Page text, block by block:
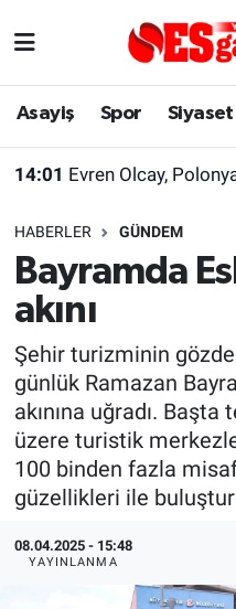
Asayiş Spor Siyaset
14:01 Evren Olcay,
HABERLER GÜNDEM
Bayramda
akını
Şehir turizminin
günlük Ramazan
akınına uğradı.
üzere turistik
100 binden fazla
güzellikleri ile
08.04.2025 - 15:48
YAYINLANMA
Asayiş
Türkiye
Dünya
Sağlık
Alış-Veriş/İş
Yaşam
Eskişehirspor Arşivi
Eskişehir Arşivi
Röportaj
Ekonomi
Kültür Sanat
Politika
Eskişehir Nöbetçi
Süper Lig Puan
Tüm Manşetler
Son Dakika Haberleri
Haber Arşivi